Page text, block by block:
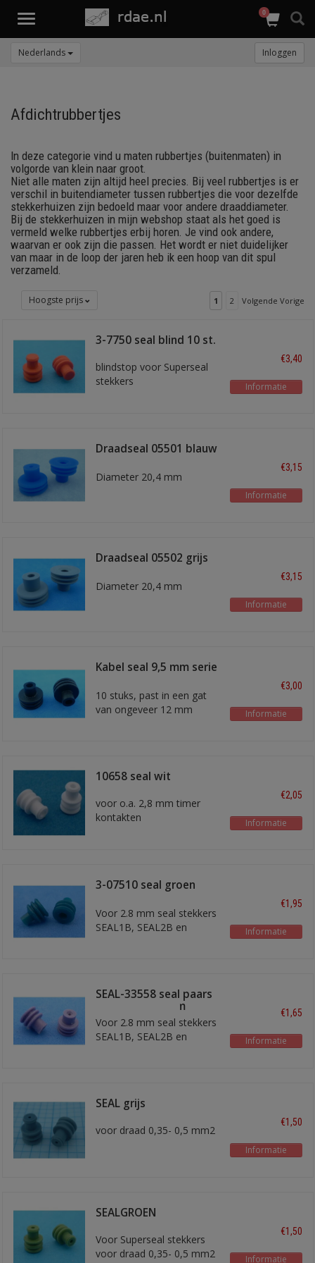
Toggle
0
Nederlands Inloggen
Afdichtrubbertjes
In deze categorie vind u maten rubbertjes (buitenmaten) in
volgorde van klein naar groot.
Niet alle maten zijn altijd heel precies. Bij veel rubbertjes is er
verschil in buitendiameter tussen rubbertjes die voor dezelfde
stekkerhuizen zijn bedoeld maar voor andere draaddiameter.
Bij de stekkerhuizen in mijn webshop staat als het goed is
vermeld welke rubbertjes erbij horen. Je vind ook andere,
waarvan er ook zijn die passen. Het wordt er niet duidelijker
van maar in de loop der jaren heb ik een hoop van dit spul
verzameld.
Hoogste prijs 1 2 Volgende Vorige
3-7750 seal blind 10 st.
blindstop voor Superseal
stekkers
€3,40
Informatie
Draadseal 05501 blauw
Diameter 20,4 mm
€3,15
Informatie
Draadseal 05502 grijs
Diameter 20,4 mm
€3,15
Informatie
Kabel seal 9,5 mm serie
10 stuks, past in een gat
van ongeveer 12 mm
€3,00
Informatie
10658 seal wit
voor o.a. 2,8 mm timer
kontakten
€2,05
Informatie
3-07510 seal groen
Voor 2.8 mm seal stekkers
SEAL1B, SEAL2B en
€1,95
Informatie
SEAL-33558 seal paars
ongeveer 7,4 mm
Voor 2.8 mm seal stekkers
SEAL1B, SEAL2B en
€1,65
Informatie
SEAL grijs
voor draad 0,35- 0,5 mm2
€1,50
Informatie
SEALGROEN
Voor Superseal stekkers
voor draad 0,35- 0,5 mm2
€1,50
Informatie